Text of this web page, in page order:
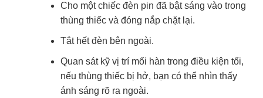
Cho một chiếc đèn pin đã bật sáng vào trong
thùng thiếc và đóng nắp chặt lại.
Tắt hết đèn bên ngoài.
Quan sát kỹ vị trí mối hàn trong điều kiện tối,
nếu thùng thiếc bị hở, bạn có thể nhìn thấy
ánh sáng rõ ra ngoài.